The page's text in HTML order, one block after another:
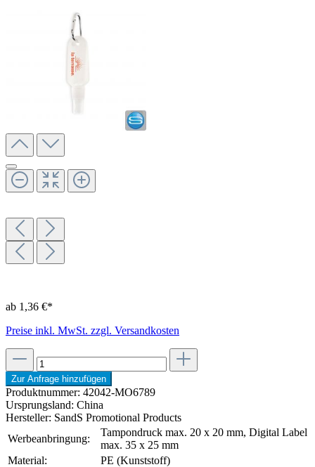
ab 1,36 €*
Preise inkl. MwSt. zzgl. Versandkosten
Zur Anfrage hinzufügen
Produktnummer: 42042-MO6789
Ursprungsland: China
Hersteller: SandS Promotional Products
Werbeanbringung:
Tampondruck max. 20 x 20 mm, Digital Label
max. 35 x 25 mm
Material:
PE (Kunststoff)